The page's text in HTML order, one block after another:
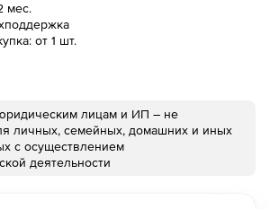
мес.
от 1 шт.
лицам и ИП – не
личных, семейных, домашних и иных
с осуществлением
деятельности